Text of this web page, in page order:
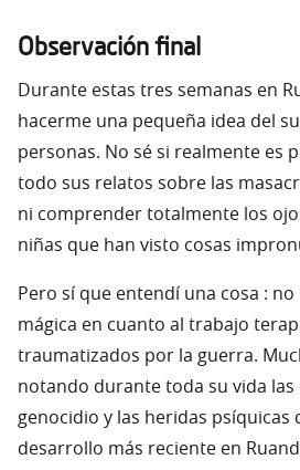
Observación final
Durante estas tres semanas en
hacerme una pequeña idea del
personas. No sé si realmente es
todo sus relatos sobre las
ni comprender totalmente los
niñas que han visto cosas
Pero sí que entendí una cosa :
mágica en cuanto al trabajo
traumatizados por la guerra.
notando durante toda su vida las
genocidio y las heridas psíquicas
desarrollo más reciente en